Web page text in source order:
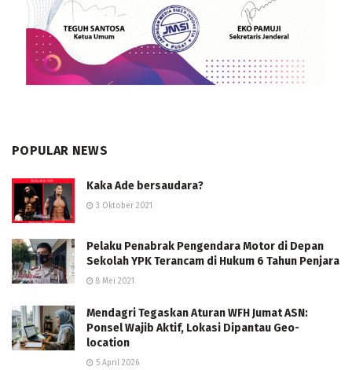
POPULAR NEWS
Kaka Ade bersaudara?
3 Oktober 2021
Pelaku Penabrak Pengendara Motor di Depan
Sekolah YPK Terancam di Hukum 6 Tahun Penjara
8 Mei 2021
Mendagri Tegaskan Aturan WFH Jumat ASN:
Ponsel Wajib Aktif, Lokasi Dipantau Geo-
location
5 April 2026